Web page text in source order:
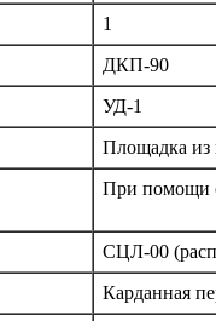
1
ДКП-90
УД-1
Площадка из
При помощи
СЦЛ-00
Карданная